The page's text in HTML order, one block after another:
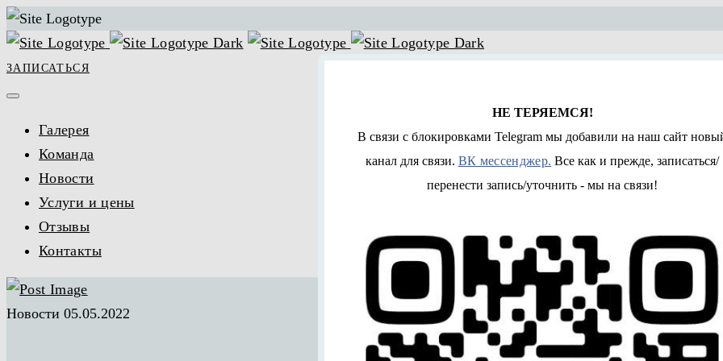
ЗАПИСАТЬСЯ
Галерея
Команда
Новости
Услуги и цены
Отзывы
Контакты
Новости 05.05.2022
НЕ ТЕРЯЕМСЯ!
В связи с блокировками Telegram мы добавили на наш сайт
канал для связи. ВК мессенджер. Все как и прежде, записаться/
перенести запись/уточнить - мы на связи!